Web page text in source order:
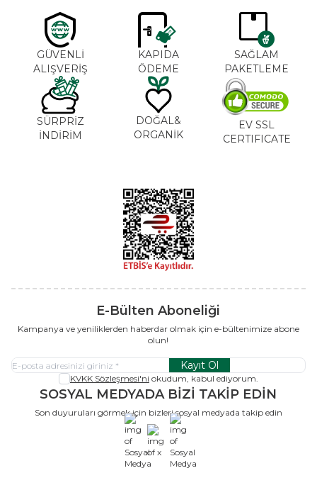
GÜVENLİ
ALIŞVERİŞ
KAPIDA
ÖDEME
SAĞLAM
PAKETLEME
SÜRPRİZ
İNDİRİM
DOĞAL&
ORGANİK
EV SSL
CERTIFICATE
E-Bülten Aboneliği
Kampanya ve yeniliklerden haberdar olmak için e-bültenimize abone
olun!
Kayıt Ol
KVKK Sözleşmesi'ni okudum, kabul ediyorum.
SOSYAL MEDYADA BİZİ TAKİP EDİN
Son duyuruları görmek için bizleri sosyal medyada takip edin
x